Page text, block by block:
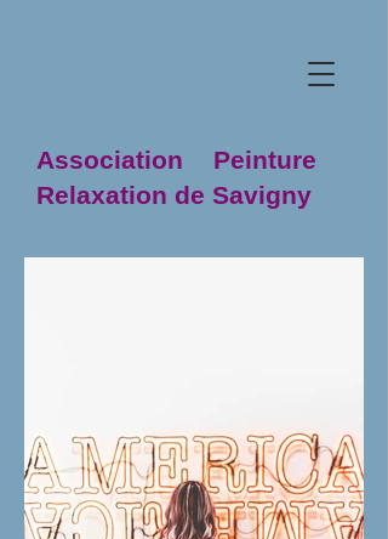
Association Peinture
Relaxation de Savigny